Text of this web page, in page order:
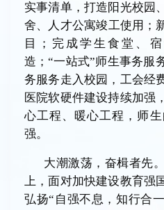
实事清单，打造阳光校园
舍、人才公寓竣工使用；
目；完成学生食堂、
造；“一站式”师生事务服
务服务走入校园，工会经
医院软硬件建设持续加强
心工程、暖心工程，师
强。
大潮激荡，奋楫者先
上，面对加快建设教育强
弘扬“自强不息，知行合